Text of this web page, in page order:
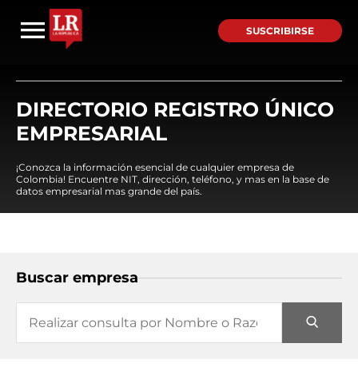
SUSCRIBIRSE
DIRECTORIO REGISTRO ÚNICO
EMPRESARIAL
¡Conozca la información esencial de cualquier empresa de
Colombia! Encuentre NIT, dirección, teléfono, y mas en la base de
datos empresarial mas grande del país.
Buscar empresa